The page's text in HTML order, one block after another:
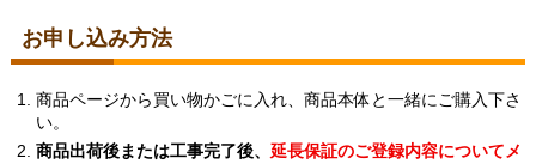
お買い物を続ける
お申し込み方法
商品ページから買い物かごに入れ、商品本体と一緒にご購入下さ
い。
商品出荷後または工事完了後、 延長保証のご登録内容についてメ